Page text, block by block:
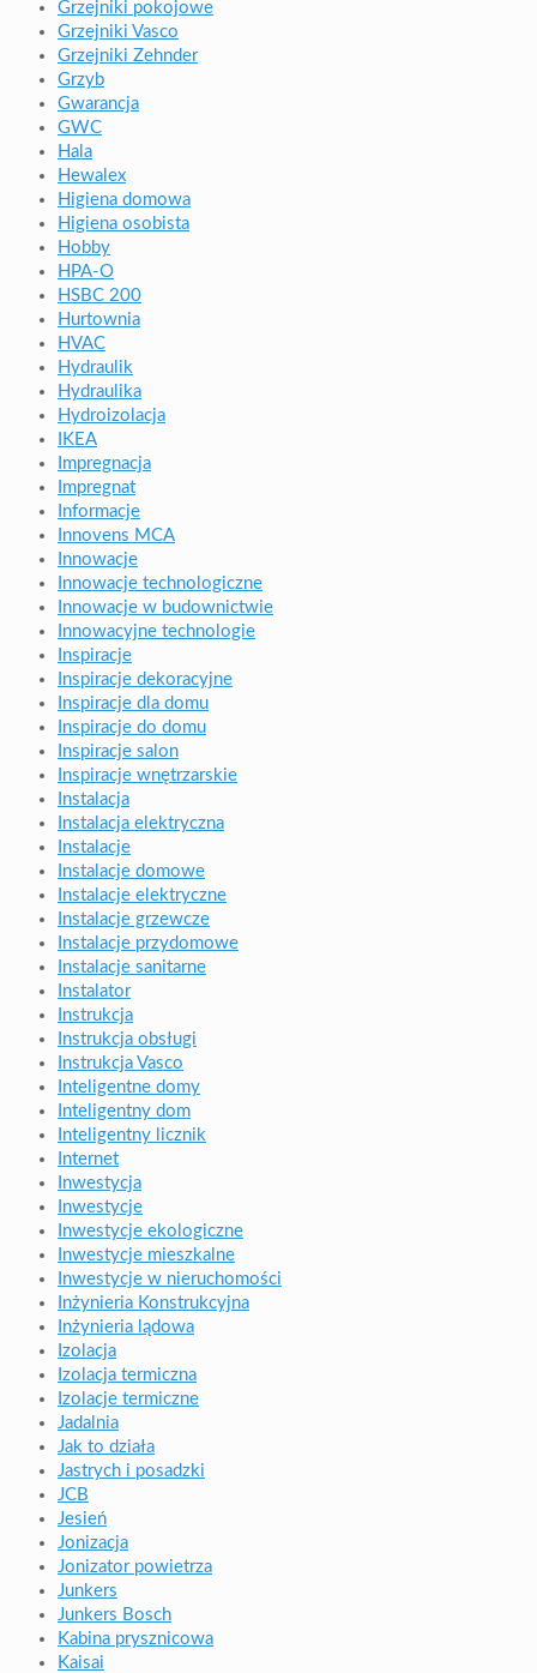
Grzejniki pokojowe
Grzejniki Vasco
Grzejniki Zehnder
Grzyb
Gwarancja
GWC
Hala
Hewalex
Higiena domowa
Higiena osobista
Hobby
HPA-O
HSBC 200
Hurtownia
HVAC
Hydraulik
Hydraulika
Hydroizolacja
IKEA
Impregnacja
Impregnat
Informacje
Innovens MCA
Innowacje
Innowacje technologiczne
Innowacje w budownictwie
Innowacyjne technologie
Inspiracje
Inspiracje dekoracyjne
Inspiracje dla domu
Inspiracje do domu
Inspiracje salon
Inspiracje wnętrzarskie
Instalacja
Instalacja elektryczna
Instalacje
Instalacje domowe
Instalacje elektryczne
Instalacje grzewcze
Instalacje przydomowe
Instalacje sanitarne
Instalator
Instrukcja
Instrukcja obsługi
Instrukcja Vasco
Inteligentne domy
Inteligentny dom
Inteligentny licznik
Internet
Inwestycja
Inwestycje
Inwestycje ekologiczne
Inwestycje mieszkalne
Inwestycje w nieruchomości
Inżynieria Konstrukcyjna
Inżynieria lądowa
Izolacja
Izolacja termiczna
Izolacje termiczne
Jadalnia
Jak to działa
Jastrych i posadzki
JCB
Jesień
Jonizacja
Jonizator powietrza
Junkers
Junkers Bosch
Kabina prysznicowa
Kaisai